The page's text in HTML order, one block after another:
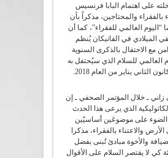
على اهتمام البابا فرنسيس
بالفقراء والمحتاجين، مذكراً بأن
“اليوم العالمي للفقراء”، كما أن
الميلادي في الفاتيكان يُنظم
مع الاحتفال بالذكرى السنوية
العالمي للسلام الذي سيُحتفل به
الثاني يناير من العام 2018.
ـ خلال المؤتمر الصحفي ـ إن
الذي يرعى هذا الحدث
الضوء على موضوعَين أساسيّين
والاعتناء بالفقراء، مذكرا
والأخوة مبادئ تُبنى بفضل
كي لا يقتصر السلام على الأقوال